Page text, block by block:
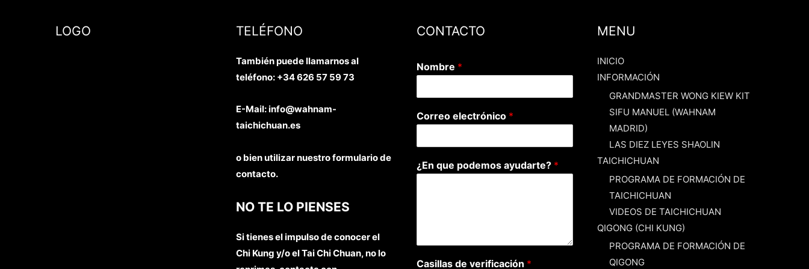
o
e
LOGO TELÉFONO
También puede llamarnos al
teléfono: +34 626 57 59 73
E-Mail: info@wahnam-
taichichuan.es
o bien utilizar nuestro formulario de
contacto.
NO TE LO PIENSES
Si tienes el impulso de conocer el
Chi Kung y/o el Tai Chi Chuan, no lo
CONTACTO
Nombre *
Correo electrónico *
¿En que podemos ayudarte? *
Casillas de verificación *
MENU
INICIO
INFORMACIÓN
GRANDMASTER WONG KIEW KIT
SIFU MANUEL (WAHNAM
MADRID)
LAS DIEZ LEYES SHAOLIN
TAICHICHUAN
PROGRAMA DE FORMACIÓN DE
TAICHICHUAN
VIDEOS DE TAICHICHUAN
QIGONG (CHI KUNG)
PROGRAMA DE FORMACIÓN DE
QIGONG